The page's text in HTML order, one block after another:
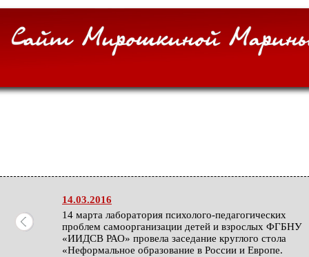
14.03.2016
14 марта лаборатория психолого-педагогических
проблем самоорганизации детей и взрослых ФГБНУ
«ИИДСВ РАО» провела заседание круглого стола
«Неформальное образование в России и Европе.